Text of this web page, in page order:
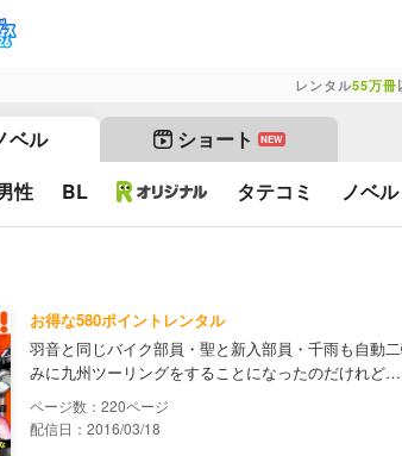
レンタル55万冊
ベル ショート NEW
性 BL タテコミ ノベル
お得な580ポイントレンタル
羽音と同じバイク部員・聖と新入部員・千雨も自動
みに九州ツーリングをすることになったのだけれど…
220
配信日：2016/03/18